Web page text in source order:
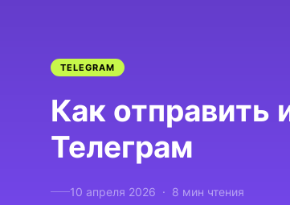
TELEGRAM
Как отправить
Телеграм
10 апреля 2026 · 8 мин чтения